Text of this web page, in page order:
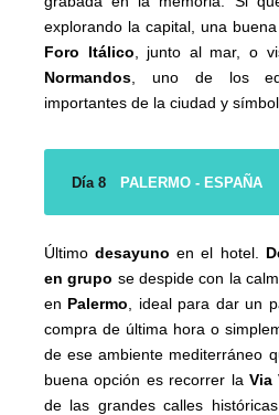
explorando la capital, una
Foro Itálico , junto al mar, o
Normandos , uno de los
importantes de la ciudad y
Día 8 PALERMO - ESPAÑA
Últimodesayuno en el hotel.
en grupo se despide con la
en Palermo , ideal para dar un
compra de última hora o
de ese ambiente mediterráneo
buena opción es recorrer la Via
de las grandes calles